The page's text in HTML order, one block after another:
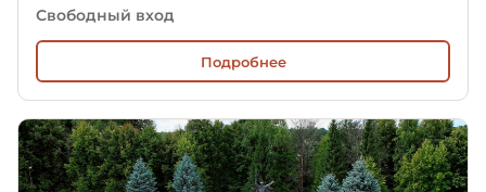
Свободный вход
Подробнее